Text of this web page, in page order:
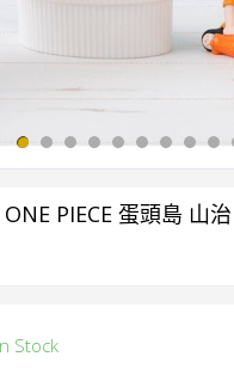
PIECE 蛋頭島 山
Stock